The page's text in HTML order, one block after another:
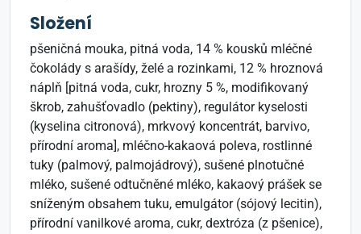
Složení
pšeničná mouka, pitná voda, 14 % kousků mléčné
čokolády s arašídy, želé a rozinkami, 12 % hroznová
náplň [pitná voda, cukr, hrozny 5 %, modifikovaný
škrob, zahušťovadlo (pektiny), regulátor kyselosti
(kyselina citronová), mrkvový koncentrát, barvivo,
přírodní aroma], mléčno-kakaová poleva, rostlinné
tuky (palmový, palmojádrový), sušené plnotučné
mléko, sušené odtučněné mléko, kakaový prášek se
sníženým obsahem tuku, emulgátor (sójový lecitin),
přírodní vanilkové aroma, cukr, dextróza (z pšenice),